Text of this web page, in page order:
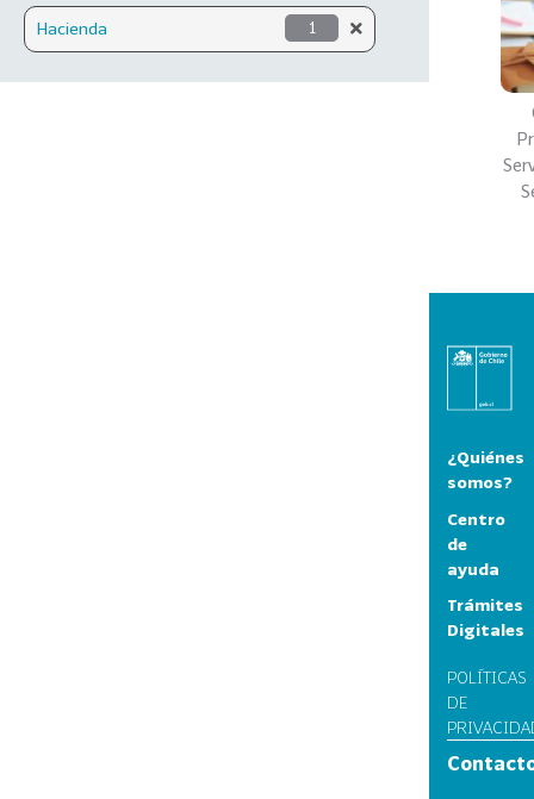
Hacienda 1
¿Quiénes
somos?
Centro
de
ayuda
Trámites
Digitales
POLÍTICAS
DE